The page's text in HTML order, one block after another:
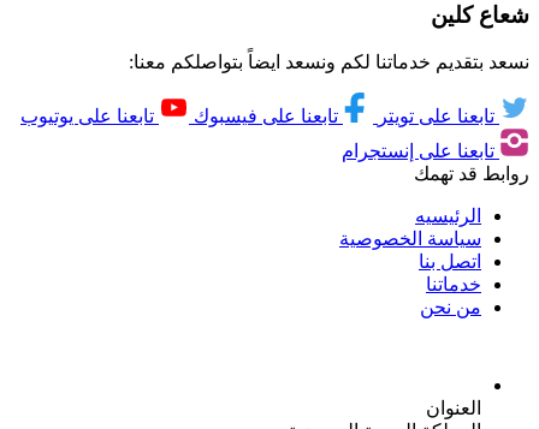
شعاع كلين
نسعد بتقديم خدماتنا لكم ونسعد ايضاً بتواصلكم معنا:
تابعنا على تويتر تابعنا على فيسبوك
تابعنا على يوتيوب
تابعنا على إنستجرام
روابط قد تهمك
الرئيسيه
سياسة الخصوصية
اتصل بنا
خدماتنا
من نحن
العنوان